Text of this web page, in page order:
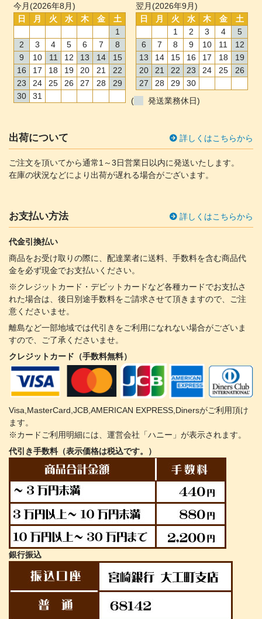
今月(2026年8月)
日
月 火 水 木 金
土
1
2
3 4 5 6 7
8
9
10 11 12 13 14
15
16
17 18 19 20 21
22
23
24 25 26 27 28
29
30
31
翌月(2026年9月)
日
月 火 水 木 金
土
1
2 3 4
5
6
7 8 9 10 11
12
13
14 15 16 17 18
19
20
21 22 23 24 25
26
27
28 29
30
(
発送業務休日)
出荷について 詳しくはこちらから
ご注文を頂いてから通常1～3日営業日以内に発送いたします。
在庫の状況などにより出荷が遅れる場合がございます。
お支払い方法 詳しくはこちらから
代金引換払い
商品をお受け取りの際に、配達業者に送料、手数料を含む商品代
金を必ず現金でお支払いください。
※クレジットカード・デビットカードなど各種カードでお支払さ
れた場合は、後日別途手数料をご請求させて頂きますので、ご注
意くださいませ。
離島など一部地域では代引きをご利用になれない場合がございま
すので、ご了承くださいませ。
クレジットカード（手数料無料）
Visa,MasterCard,JCB,AMERICAN EXPRESS,Dinersがご利用頂け
ます。
※カードご利用明細には、運営会社「ハニー」が表示されます。
代引き手数料（表示価格は税込です。）
銀行振込